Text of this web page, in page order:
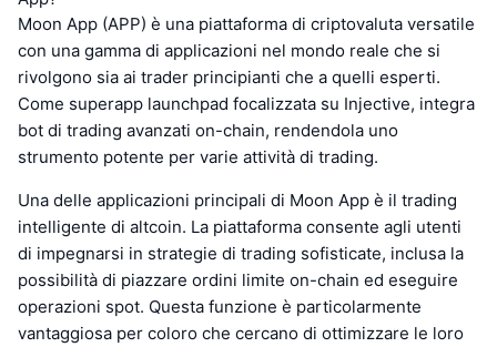
Moon App (APP) è una piattaforma di criptovaluta versatile
con una gamma di applicazioni nel mondo reale che si
rivolgono sia ai trader principianti che a quelli esperti.
Come superapp launchpad focalizzata su Injective, integra
bot di trading avanzati on-chain, rendendola uno
strumento potente per varie attività di trading.
Una delle applicazioni principali di Moon App è il trading
intelligente di altcoin. La piattaforma consente agli utenti
di impegnarsi in strategie di trading sofisticate, inclusa la
possibilità di piazzare ordini limite on-chain ed eseguire
operazioni spot. Questa funzione è particolarmente
vantaggiosa per coloro che cercano di ottimizzare le loro